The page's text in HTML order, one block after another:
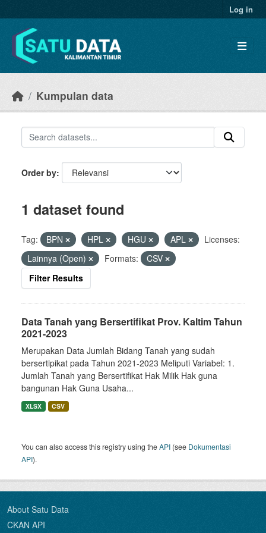
Log in
Kumpulan data
Order by
1 dataset found
Tag: BPN HPL HGU APL
Licenses:
Lainnya (Open)
Formats:
CSV
Filter Results
Data Tanah yang Bersertifikat Prov. Kaltim Tahun
2021-2023
Merupakan Data Jumlah Bidang Tanah yang sudah
bersertipikat pada Tahun 2021-2023 Meliputi Variabel: 1.
Jumlah Tanah yang Bersertifikat Hak Milik Hak guna
bangunan Hak Guna Usaha...
XLSX CSV
You can also access this registry using theAPI (see Dokumentasi
API).
About Satu Data
CKAN API